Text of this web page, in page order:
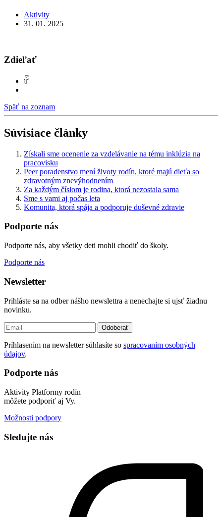
Aktivity
31. 01. 2025
Zdieľať
Späť na zoznam
Súvisiace články
Získali sme ocenenie za vzdelávanie na tému inklúzia na
pracovisku
Peer poradenstvo mení životy rodín, ktoré majú dieťa so
zdravotným znevýhodnením
Za každým číslom je rodina, ktorá nezostala sama
Sme s vami aj počas leta
Komunita, ktorá spája a podporuje duševné zdravie
Podporte nás
Podporte nás, aby všetky deti mohli chodiť do školy.
Podporte nás
Newsletter
Prihláste sa na odber nášho newslettra a nenechajte si ujsť žiadnu
novinku.
Odoberať
Príhlasením na newsletter súhlasíte so spracovaním osobných
údajov.
Podporte nás
Aktivity Platformy rodín
môžete podporiť aj Vy.
Možnosti podpory
Sledujte nás